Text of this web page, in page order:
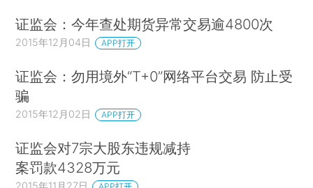
证监会：今年查处期货异常交易逾4800次
2015年12月04日 APP打开
证监会：勿用境外“T+0”网络平台交易 防止受
骗
2015年12月02日 APP打开
证监会对7宗大股东违规减持
案罚款4328万元
2015年11月27日